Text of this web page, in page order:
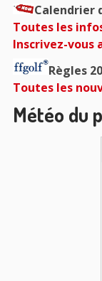
Calendrier
Toutes les
Inscrivez-vous
Règles
Toutes les
Météo du